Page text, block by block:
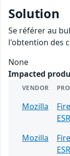
Solution
Se référer au
l'obtention des
None
Impacted
VENDOR
Mozilla
ESR
Mozilla
ESR